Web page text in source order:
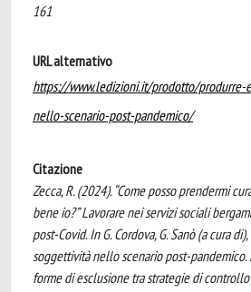
161
URL alternativo
https://www.ledizioni.it/prodotto/produrre-
nello-scenario-post-pandemico/
Citazione
Zecca, R. (2024). “Come posso prendermi
bene io?” Lavorare nei servizi sociali
post-Covid. In G. Cordova, G. Sanò (a cura
soggettività nello scenario post-pandemico.
forme di esclusione tra strategie di